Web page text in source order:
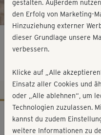
Qigong - Kurs 6
Workout-Facts
leicht
gestalten. Außerdem
den Erfolg von Marketing-
Hinzuziehung externer
dieser Grundlage unsere
verbessern.
Klicke auf „Alle
Einsatz aller Cookies und
oder „Alle ablehnen“, um
Technologien zuzulassen.
kannst du zudem
weitere Informationen zu